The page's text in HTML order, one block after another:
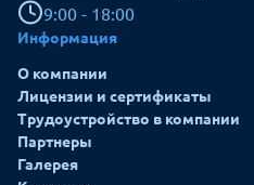
9:00 - 18:00
Информация
О компании
Лицензии и сертификаты
Трудоустройство в компании
Партнеры
Галерея